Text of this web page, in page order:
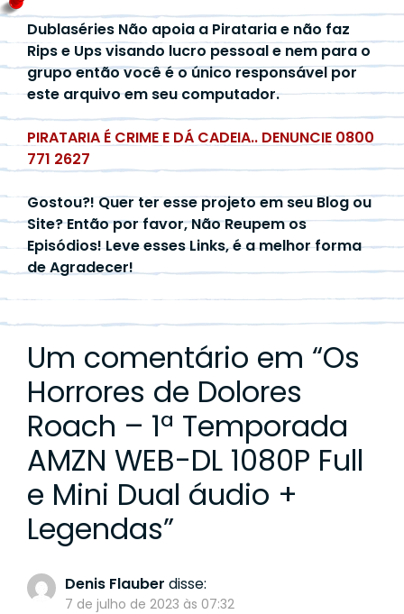
Dublaséries Não apoia a Pirataria e não faz
Rips e Ups visando lucro pessoal e nem para o
grupo então você é o único responsável por
este arquivo em seu computador.
PIRATARIA É CRIME E DÁ CADEIA.. DENUNCIE 0800
771 2627
Gostou?! Quer ter esse projeto em seu Blog ou
Site? Então por favor, Não Reupem os
Episódios! Leve esses Links, é a melhor forma
de Agradecer!
Um comentário em “Os
Horrores de Dolores
Roach – 1ª Temporada
AMZN WEB-DL 1080P Full
e Mini Dual áudio +
Legendas”
Denis Flauber disse:
7 de julho de 2023 às 07:32